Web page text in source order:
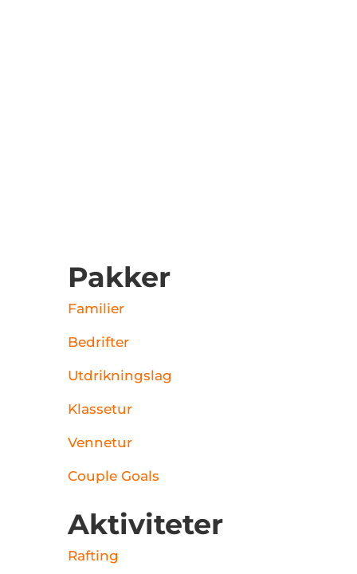
Pakker
Familier
Bedrifter
Utdrikningslag
Klassetur
Vennetur
Couple Goals
Aktiviteter
Rafting